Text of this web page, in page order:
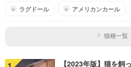
ラグドール アメリカンカール
猫種一覧
【2023年版】猫を飼